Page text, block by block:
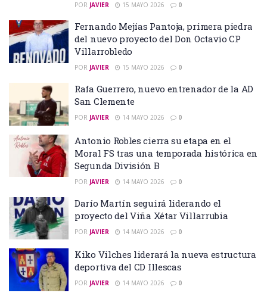
POR JAVIER 15 MAYO 2026 0
Fernando Mejías Pantoja, primera piedra
del nuevo proyecto del Don Octavio CP
Villarrobledo
POR JAVIER 15 MAYO 2026 0
Rafa Guerrero, nuevo entrenador de la AD
San Clemente
POR JAVIER 14 MAYO 2026 0
Antonio Robles cierra su etapa en el
Moral FS tras una temporada histórica en
Segunda División B
POR JAVIER 14 MAYO 2026 0
Darío Martín seguirá liderando el
proyecto del Viña Xétar Villarrubia
POR JAVIER 14 MAYO 2026 0
Kiko Vilches liderará la nueva estructura
deportiva del CD Illescas
POR JAVIER 14 MAYO 2026 0